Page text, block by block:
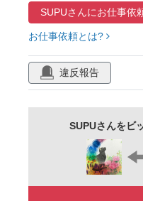
SUPUさんにお仕事依
お仕事依頼とは?
違反報告
SUPUさんをビ